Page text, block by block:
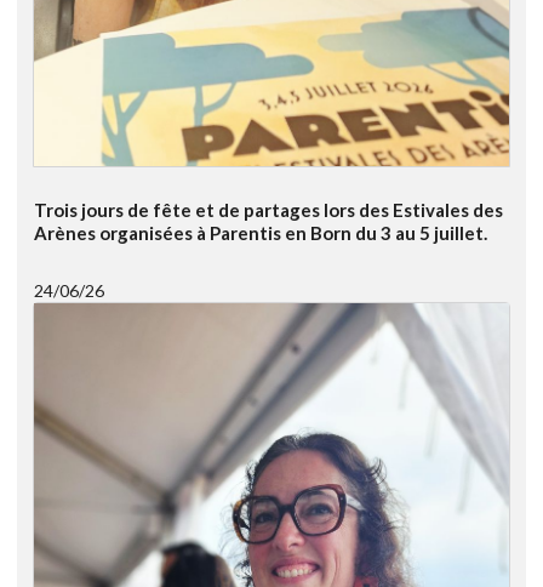
Trois jours de fête et de partages lors des Estivales des
Arènes organisées à Parentis en Born du 3 au 5 juillet.
24/06/26